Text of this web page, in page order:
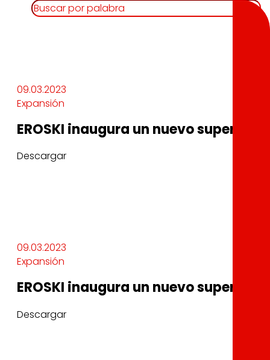
09.03.2023
Expansión
EROSKI inaugura un nuevo
Descargar
09.03.2023
Expansión
EROSKI inaugura un nuevo
Descargar